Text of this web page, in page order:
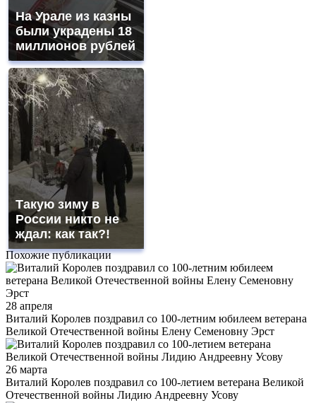
На Урале из казны
были украдены 18
миллионов рублей
Такую зиму в
России никто не
ждал: как так?!
Похожие публикации
28 апреля
Виталий Королев поздравил со 100-летним юбилеем ветерана
Великой Отечественной войны Елену Семеновну Эрст
26 марта
Виталий Королев поздравил со 100-летием ветерана Великой
Отечественной войны Лидию Андреевну Усову